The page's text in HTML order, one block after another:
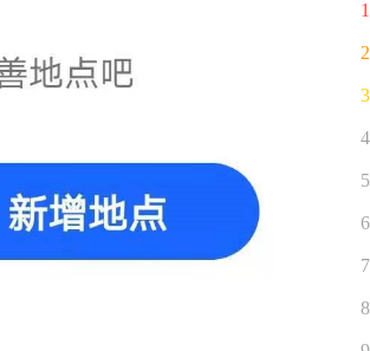
1
2
3
4
5
6
7
8